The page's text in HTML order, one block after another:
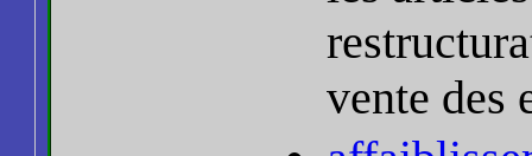
vente des